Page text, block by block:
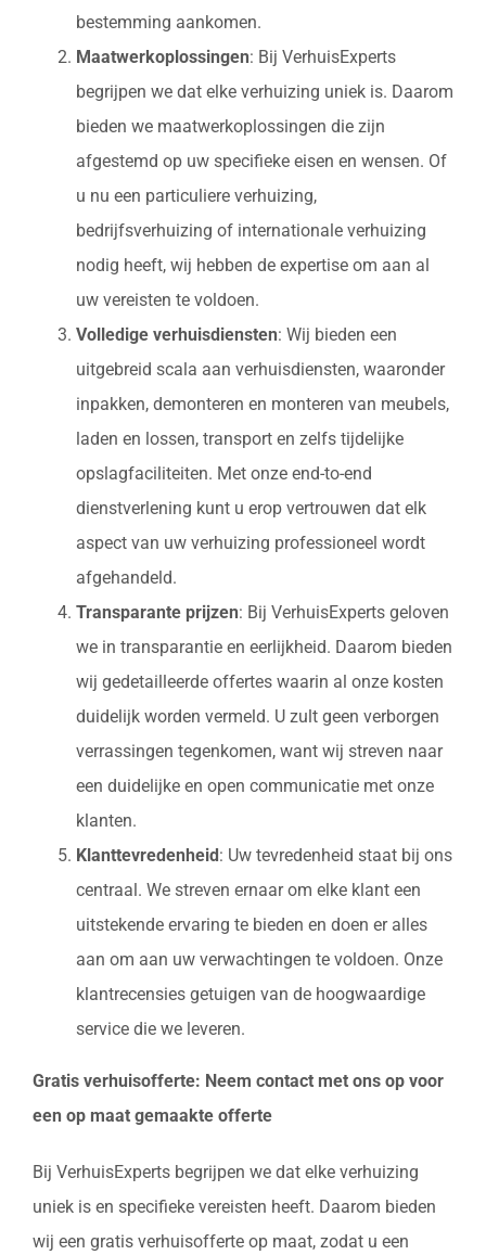
bestemming aankomen.
Maatwerkoplossingen: Bij VerhuisExperts
begrijpen we dat elke verhuizing uniek is. Daarom
bieden we maatwerkoplossingen die zijn
afgestemd op uw specifieke eisen en wensen. Of
u nu een particuliere verhuizing,
bedrijfsverhuizing of internationale verhuizing
nodig heeft, wij hebben de expertise om aan al
uw vereisten te voldoen.
Volledige verhuisdiensten: Wij bieden een
uitgebreid scala aan verhuisdiensten, waaronder
inpakken, demonteren en monteren van meubels,
laden en lossen, transport en zelfs tijdelijke
opslagfaciliteiten. Met onze end-to-end
dienstverlening kunt u erop vertrouwen dat elk
aspect van uw verhuizing professioneel wordt
afgehandeld.
Transparante prijzen: Bij VerhuisExperts geloven
we in transparantie en eerlijkheid. Daarom bieden
wij gedetailleerde offertes waarin al onze kosten
duidelijk worden vermeld. U zult geen verborgen
verrassingen tegenkomen, want wij streven naar
een duidelijke en open communicatie met onze
klanten.
Klanttevredenheid : Uw tevredenheid staat bij ons
centraal. We streven ernaar om elke klant een
uitstekende ervaring te bieden en doen er alles
aan om aan uw verwachtingen te voldoen. Onze
klantrecensies getuigen van de hoogwaardige
service die we leveren.
Gratis verhuisofferte: Neem contact met ons op voor
een op maat gemaakte offerte
Bij VerhuisExperts begrijpen we dat elke verhuizing
uniek is en specifieke vereisten heeft. Daarom bieden
wij een gratis verhuisofferte op maat, zodat u een